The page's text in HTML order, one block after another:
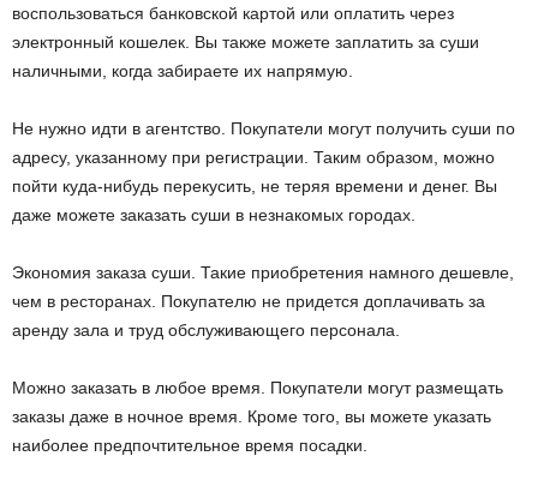
воспользоваться банковской картой или оплатить через
электронный кошелек. Вы также можете заплатить за суши
наличными, когда забираете их напрямую.
Не нужно идти в агентство. Покупатели могут получить суши по
адресу, указанному при регистрации. Таким образом, можно
пойти куда-нибудь перекусить, не теряя времени и денег. Вы
даже можете заказать суши в незнакомых городах.
Экономия заказа суши. Такие приобретения намного дешевле,
чем в ресторанах. Покупателю не придется доплачивать за
аренду зала и труд обслуживающего персонала.
Можно заказать в любое время. Покупатели могут размещать
заказы даже в ночное время. Кроме того, вы можете указать
наиболее предпочтительное время посадки.